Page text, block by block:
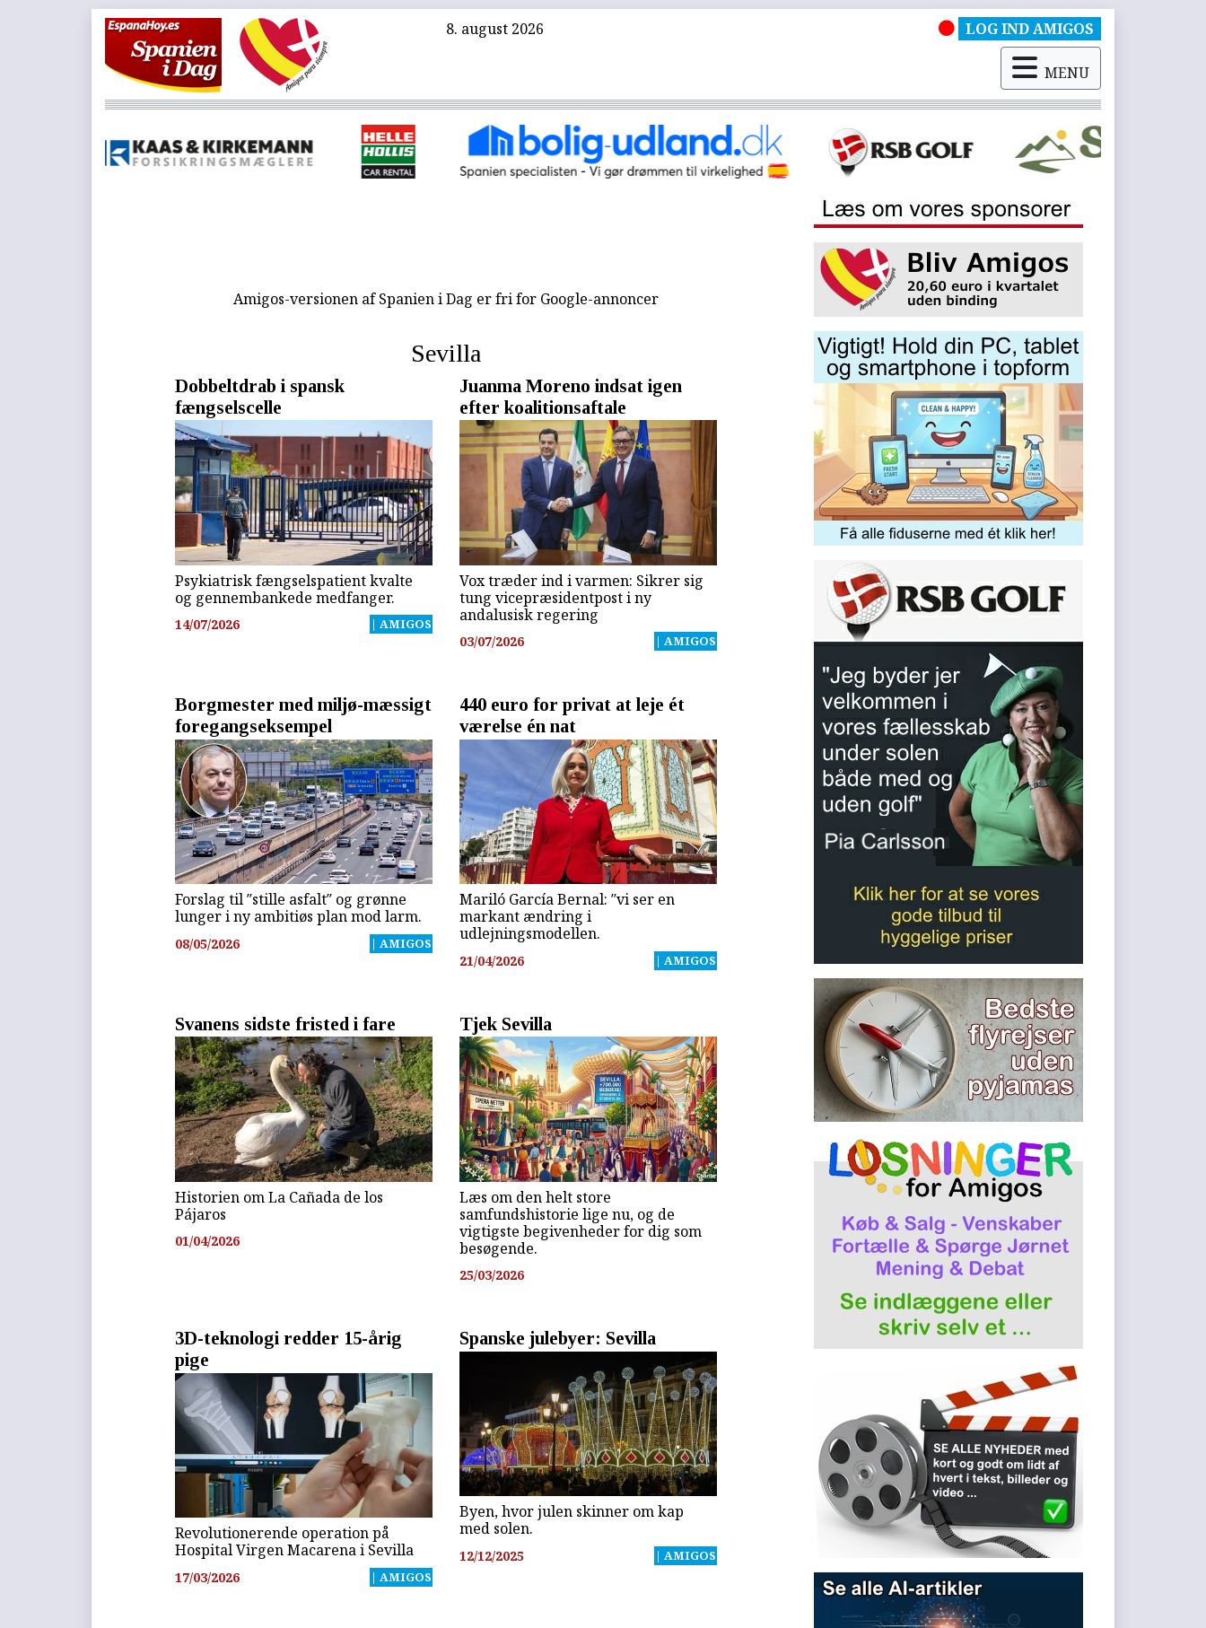
8. august 2026 LOG IND AMIGOS
MENU
Amigos-versionen af Spanien i Dag er fri for Google-annoncer
Sevilla
Dobbeltdrab i spansk
fængselscelle
Psykiatrisk fængselspatient kvalte
og gennembankede medfanger.
14/07/2026 | AMIGOS
Juanma Moreno indsat igen
efter koalitionsaftale
Vox træder ind i varmen: Sikrer sig
tung vicepræsidentpost i ny
andalusisk regering
03/07/2026 | AMIGOS
Borgmester med miljø-mæssigt
foregangseksempel
Forslag til ″stille asfalt″ og grønne
lunger i ny ambitiøs plan mod larm.
08/05/2026 | AMIGOS
440 euro for privat at leje ét
værelse én nat
Mariló García Bernal: ″vi ser en
markant ændring i
udlejningsmodellen.
21/04/2026 | AMIGOS
Svanens sidste fristed i fare
Historien om La Cañada de los
Pájaros
01/04/2026
Tjek Sevilla
Læs om den helt store
samfundshistorie lige nu, og de
vigtigste begivenheder for dig som
besøgende.
25/03/2026
3D-teknologi redder 15-årig
pige
Revolutionerende operation på
Hospital Virgen Macarena i Sevilla
17/03/2026 | AMIGOS
Spanske julebyer: Sevilla
Byen, hvor julen skinner om kap
med solen.
12/12/2025 | AMIGOS